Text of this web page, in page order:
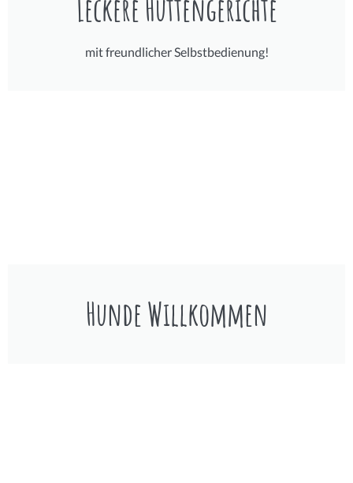
Leckere Hüttengerichte
mit freundlicher Selbstbedienung!
Hunde Willkommen